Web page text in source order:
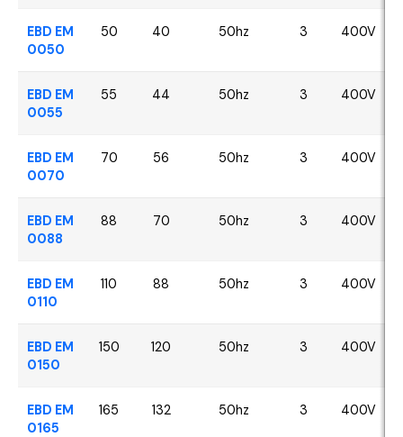
EBD EM
0050
50 40 50hz 3 400V
EBD EM
0055
55 44 50hz 3 400V
EBD EM
0070
70 56 50hz 3 400V
EBD EM
0088
88 70 50hz 3 400V
EBD EM
0110
110 88 50hz 3 400V
EBD EM
0150
150 120 50hz 3 400V
EBD EM
0165
165 132 50hz 3 400V